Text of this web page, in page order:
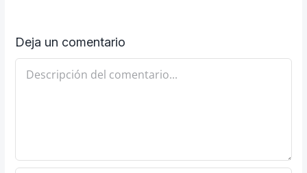
Deja un comentario
Comentario